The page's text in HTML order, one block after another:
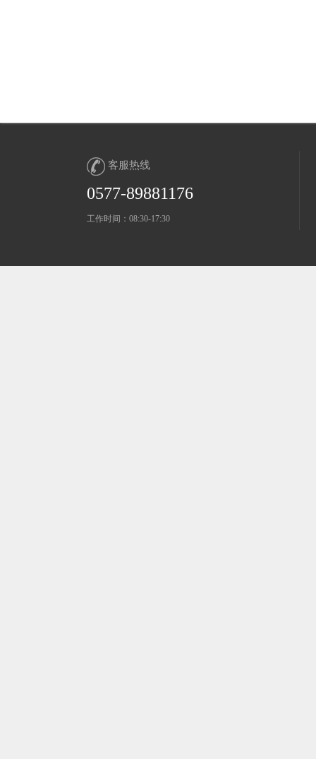
客服热线
0577-89881176
工作时间：08:30-17:30